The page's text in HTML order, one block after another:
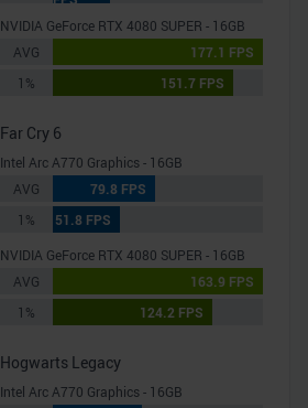
NVIDIA GeForce RTX 4080 SUPER - 16GB
AVG
177.1 FPS
1%
151.7 FPS
Far Cry 6
Intel Arc A770 Graphics - 16GB
AVG
79.8 FPS
1%
51.8 FPS
NVIDIA GeForce RTX 4080 SUPER - 16GB
AVG
163.9 FPS
1%
124.2 FPS
Hogwarts Legacy
Intel Arc A770 Graphics - 16GB